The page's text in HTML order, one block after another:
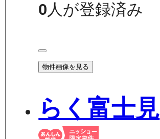
0 人が登録済み
物件画像を見る
らく富士見